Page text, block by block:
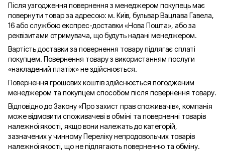
Після узгодження повернення з менеджером покупець має
повернути товар за адресою: м. Київ, бульвар Вацлава Гавела,
16 або службою експрес-доставки «Нова Пошта», або за
реквізитами отримувача, що будуть надані менеджером.
Вартість доставки за повернення товару підлягає сплаті
покупцем. Повернення товару з використанням послуги
«накладений платіж» не здійснюється.
Повернення грошових коштів здійснюється погодженим
менеджером та покупцем способом після повернення товару.
Відповідно до Закону «Про захист прав споживачів», компанія
може відмовити споживачеві в обміні та поверненні товарів
належної якості, якщо вони належать до категорій,
зазначених у чинному Переліку непродовольчих товарів
належної якості, що не підлягають поверненню та обміну.